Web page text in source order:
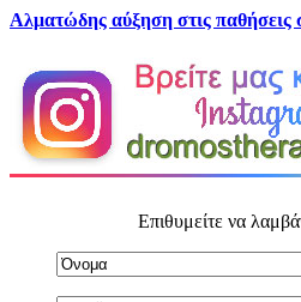
Αλματώδης αύξηση στις παθήσεις
Επιθυμείτε να